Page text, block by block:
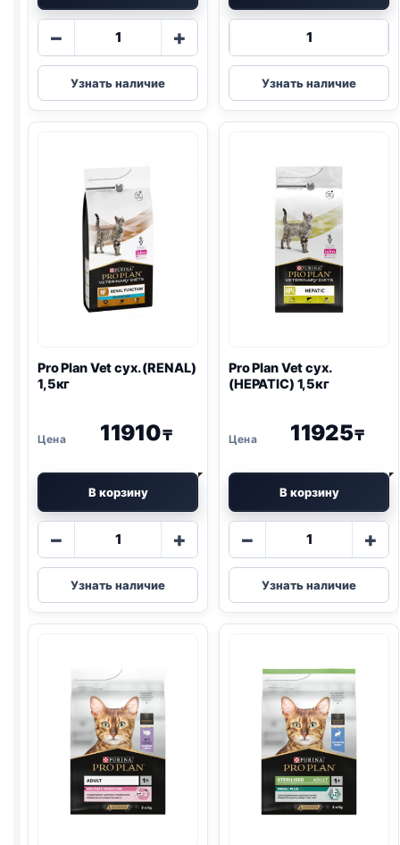
−
Количество
Pro
Plan
Vet
1,5кг
+
Узнать наличие
Количество
Pro
Plan
Vet
1,5кг
Узнать наличие
Pro PlanVet сух. (RENAL)
1,5кг
11910₸
В корзину
−
Количество
Pro
Plan
Vet
1,5кг
+
Узнать наличие
Pro PlanVet сух.
(HEPATIC) 1,5кг
11925₸
В корзину
−
Количество
Pro
Plan
Vet
1,5кг
+
Узнать наличие